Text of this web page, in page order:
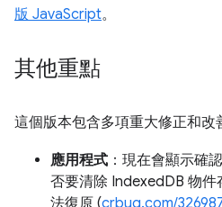
版 JavaScript。
其他重點
這個版本包含多項重大修正和改
應用程式 ：現在會顯示確
否要清除 IndexedDB 物